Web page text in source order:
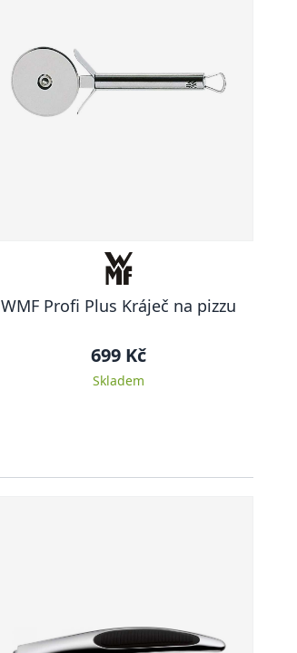
WMF Profi Plus Kráječ na pizzu
699 Kč
Skladem